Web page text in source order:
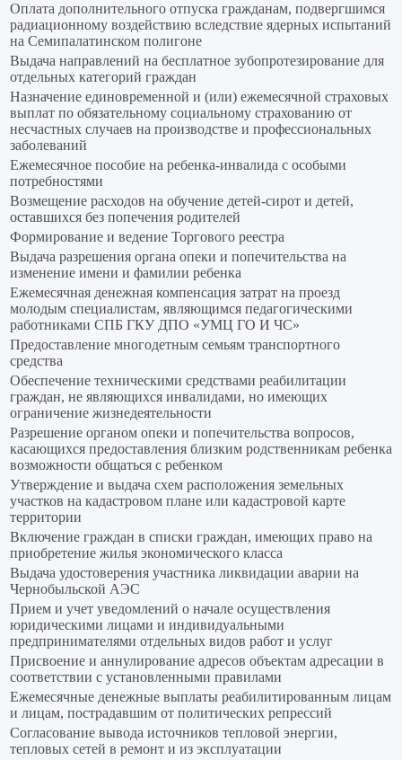
Оплата дополнительного отпуска гражданам, подвергшимся
радиационному воздействию вследствие ядерных испытаний
на Семипалатинском полигоне
Выдача направлений на бесплатное зубопротезирование для
отдельных категорий граждан
Назначение единовременной и (или) ежемесячной страховых
выплат по обязательному социальному страхованию от
несчастных случаев на производстве и профессиональных
заболеваний
Ежемесячное пособие на ребенка-инвалида с особыми
потребностями
Возмещение расходов на обучение детей-сирот и детей,
оставшихся без попечения родителей
Формирование и ведение Торгового реестра
Выдача разрешения органа опеки и попечительства на
изменение имени и фамилии ребенка
Ежемесячная денежная компенсация затрат на проезд
молодым специалистам, являющимся педагогическими
работниками СПБ ГКУ ДПО «УМЦ ГО И ЧС»
Предоставление многодетным семьям транспортного
средства
Обеспечение техническими средствами реабилитации
граждан, не являющихся инвалидами, но имеющих
ограничение жизнедеятельности
Разрешение органом опеки и попечительства вопросов,
касающихся предоставления близким родственникам ребенка
возможности общаться с ребенком
Утверждение и выдача схем расположения земельных
участков на кадастровом плане или кадастровой карте
территории
Включение граждан в списки граждан, имеющих право на
приобретение жилья экономического класса
Выдача удостоверения участника ликвидации аварии на
Чернобыльской АЭС
Прием и учет уведомлений о начале осуществления
юридическими лицами и индивидуальными
предпринимателями отдельных видов работ и услуг
Присвоение и аннулирование адресов объектам адресации в
соответствии с установленными правилами
Ежемесячные денежные выплаты реабилитированным лицам
и лицам, пострадавшим от политических репрессий
Согласование вывода источников тепловой энергии,
тепловых сетей в ремонт и из эксплуатации